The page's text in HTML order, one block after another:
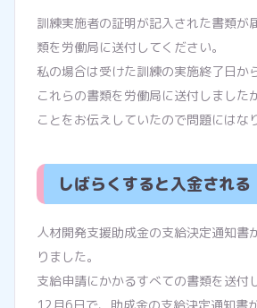
訓練実施者の証明が記入された書類が
類を労働局に送付してください。
私の場合は受けた訓練の実施終了日か
これらの書類を労働局に送付しました
ことをお伝えしていたので問題にはな
しばらくすると入金される
人材開発支援助成金の支給決定通知書
りました。
支給申請にかかるすべての書類を送